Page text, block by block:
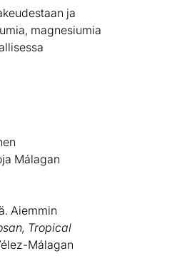
ja
magnesiumia
Málagan
Aiemmin
Tropical
Málagan